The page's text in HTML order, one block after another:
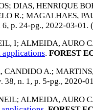
; DIAS, HENRIQUE
R.; MAGALHAES,
6, p. 24-pg., 2022-03-01 . (
I; ALMEIDA, AURO C.
applications. FOREST
CANDIDO A.;
38, n. 1, p. 5-pg., 2020-
; ALMEIDA, AURO C.